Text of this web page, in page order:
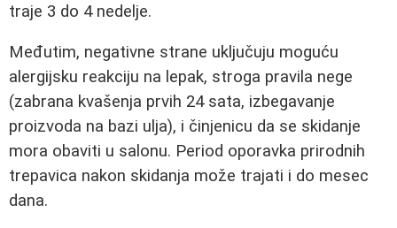
traje 3 do 4 nedelje.
Međutim, negativne strane uključuju moguću
alergijsku reakciju na lepak, stroga pravila nege
(zabrana kvašenja prvih 24 sata, izbegavanje
proizvoda na bazi ulja), i činjenicu da se skidanje
mora obaviti u salonu. Period oporavka prirodnih
trepavica nakon skidanja može trajati i do mesec
dana.